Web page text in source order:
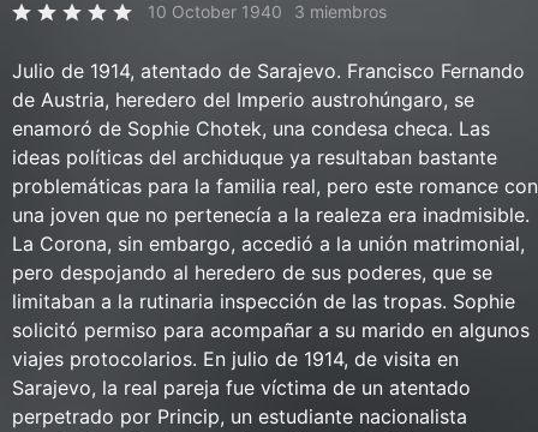
10 October 1940 3 miembros
Julio de 1914, atentado de Sarajevo. Francisco Fernando
de Austria, heredero del Imperio austrohúngaro, se
enamoró de Sophie Chotek, una condesa checa. Las
ideas políticas del archiduque ya resultaban bastante
problemáticas para la familia real, pero este romance con
una joven que no pertenecía a la realeza era inadmisible.
La Corona, sin embargo, accedió a la unión matrimonial,
pero despojando al heredero de sus poderes, que se
limitaban a la rutinaria inspección de las tropas. Sophie
solicitó permiso para acompañar a su marido en algunos
viajes protocolarios. En julio de 1914, de visita en
Sarajevo, la real pareja fue víctima de un atentado
perpetrado por Princip, un estudiante nacionalista